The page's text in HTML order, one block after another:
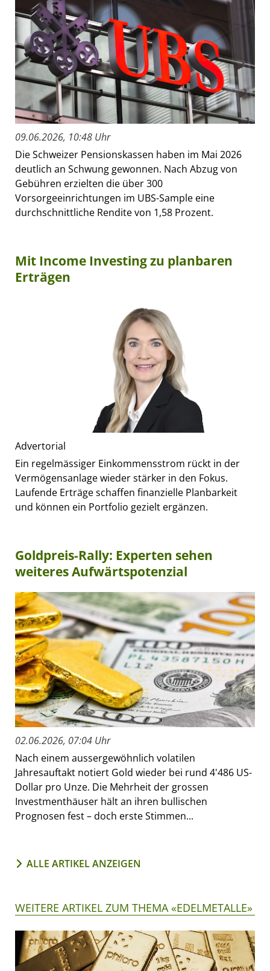
09.06.2026, 10:48 Uhr
Die Schweizer Pensionskassen haben im Mai 2026
deutlich an Schwung gewonnen. Nach Abzug von
Gebühren erzielten die über 300
Vorsorgeeinrichtungen im UBS-Sample eine
durchschnittliche Rendite von 1,58 Prozent.
Mit Income Investing zu planbaren
Erträgen
Advertorial
Ein regelmässiger Einkommensstrom rückt in der
Vermögensanlage wieder stärker in den Fokus.
Laufende Erträge schaffen finanzielle Planbarkeit
und können ein Portfolio gezielt ergänzen.
Goldpreis-Rally: Experten sehen
weiteres Aufwärtspotenzial
02.06.2026, 07:04 Uhr
Nach einem aussergewöhnlich volatilen
Jahresauftakt notiert Gold wieder bei rund 4'486 US-
Dollar pro Unze. Die Mehrheit der grossen
Investmenthäuser hält an ihren bullischen
Prognosen fest – doch erste Stimmen...
ALLE ARTIKEL ANZEIGEN
WEITERE ARTIKEL ZUM THEMA «EDELMETALLE»